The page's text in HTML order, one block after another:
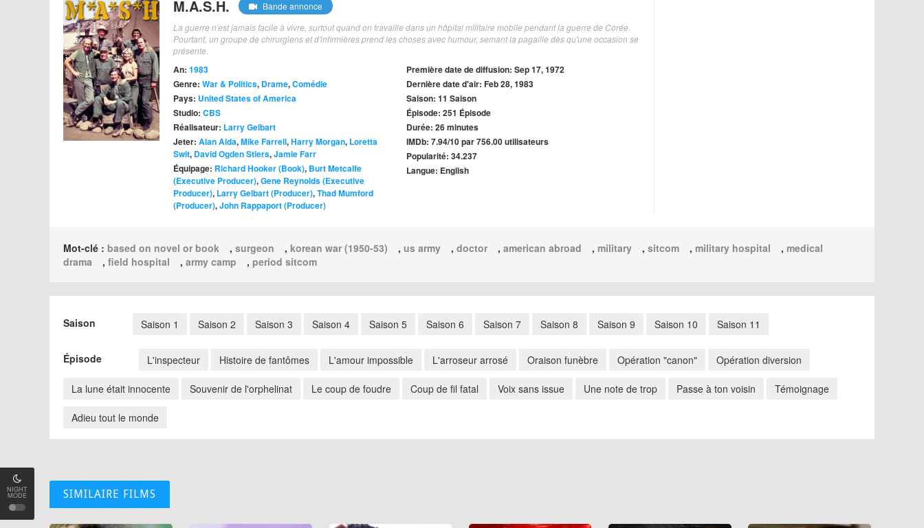
NIGHT
MODE
M.A.S.H.
Bande annonce
La guerre n'est jamais facile à vivre, surtout quand on travaille dans un hôpital militaire mobile pendant la guerre de Corée.
Pourtant, un groupe de chirurgiens et d'infirmières prend les choses avec humour, semant la pagaille dès qu'une occasion se
présente.
An: 1983
Genre: War & Politics, Drame,Comédie
Pays: United States of America
Studio: CBS
Réalisateur: Larry Gelbart
Jeter: Alan Alda,Mike Farrell,Harry Morgan, Loretta
Swit, David Ogden Stiers,Jamie Farr
Équipage: Richard Hooker (Book), Burt Metcalfe
(Executive Producer),Gene Reynolds (Executive
Producer), Larry Gelbart (Producer),Thad Mumford
(Producer),John Rappaport (Producer)
Première date de diffusion: Sep 17, 1972
Dernière date d'air: Feb 28, 1983
Saison: 11 Saison
Épisode: 251 Épisode
Durée: 26 minutes
IMDb: 7.94/10 par 756.00 utilisateurs
Popularité: 34.237
Langue: English
Mot-clé : based on novel or book , surgeon , korean war (1950-53) , us army , doctor , american abroad , military , sitcom , military hospital , medical
drama
, field hospital , army camp , period sitcom
Saison Saison 1 Saison 2 Saison 3 Saison 4 Saison 5 Saison 6 Saison 7 Saison 8 Saison 9 Saison 10 Saison 11
Épisode L'inspecteur Histoire de fantômes L'amour impossible L'arroseur arrosé Oraison funèbre Opération "canon" Opération diversion
La lune était innocente Souvenir de l'orphelinat Le coup de foudre Coup de fil fatal Voix sans issue Une note de trop Passe à ton voisin Témoignage
Adieu tout le monde
SIMILAIRE FILMS